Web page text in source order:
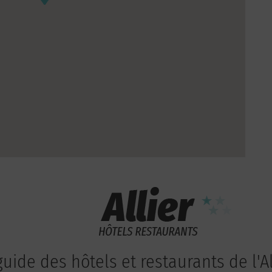
des hôtels et restaurants de